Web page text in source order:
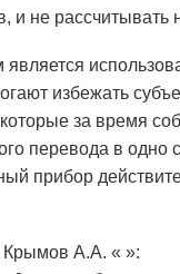
и не рассчитывать
избежать
за время
перевода в одно
прибор
Крымов А.А. « »: